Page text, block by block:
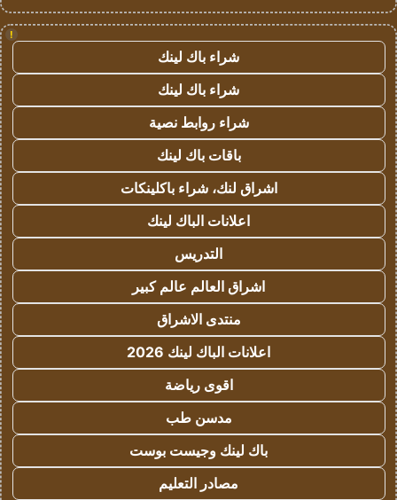
!
شراء باك لينك
شراء باك لينك
شراء روابط نصية
باقات باك لينك
اشراق لنك، شراء باكلينكات
اعلانات الباك لينك
التدريس
اشراق العالم عالم كبير
منتدى الاشراق
اعلانات الباك لينك 2026
اقوى رياضة
مدسن طب
باك لينك وجيست بوست
مصادر التعليم